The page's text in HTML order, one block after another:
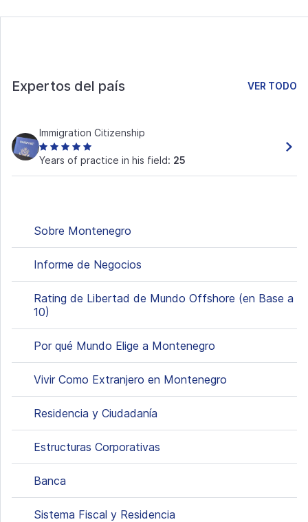
Expertos del país VER TODO
Immigration Citizenship
Years of practice in his field: 25
Sobre Montenegro
Informe de Negocios
Rating de Libertad de Mundo Offshore (en Base a
10)
Por qué Mundo Elige a Montenegro
Vivir Como Extranjero en Montenegro
Residencia y Ciudadanía
Estructuras Corporativas
Banca
Sistema Fiscal y Residencia